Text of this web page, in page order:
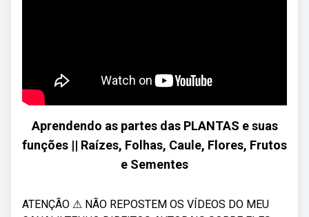
Aprendendo as partes das PLANTAS e suas
funções || Raízes, Folhas, Caule, Flores, Frutos
e Sementes
ATENÇÃO ⚠ NÃO REPOSTEM OS VÍDEOS DO MEU